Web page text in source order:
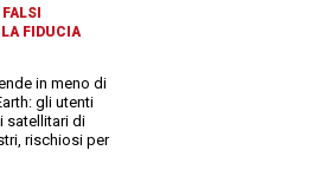
FIDUCIA
in meno di
gli utenti
satellitari di
rischiosi per